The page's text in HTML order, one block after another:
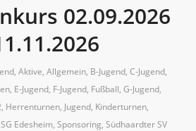
02.09.2026
, Aktive, Allgemein, B-Jugend, C-Jugend,
, E-Jugend, F-Jugend, Fußball, G-Jugend,
, Herrenturnen, Jugend, Kinderturnen,
SG Edesheim, Sponsoring, Südhaardter SV